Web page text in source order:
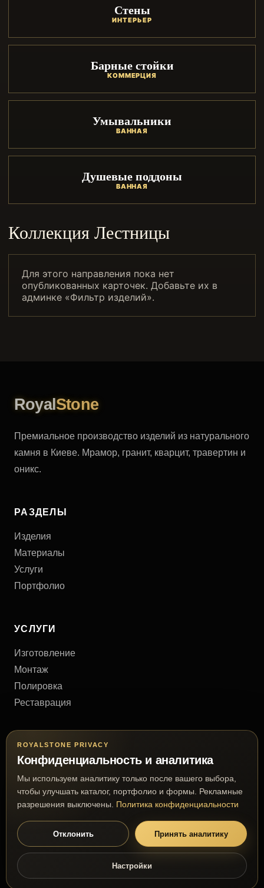
Стены
ИНТЕРЬЕР
Барные стойки
КОММЕРЦИЯ
Умывальники
ВАННАЯ
Душевые поддоны
ВАННАЯ
Коллекция Лестницы
Для этого направления пока нет
опубликованных карточек. Добавьте их в
админке «Фильтр изделий».
Royal Stone
Премиальное производство изделий из натурального
камня в Киеве. Мрамор, гранит, кварцит, травертин и
оникс.
РАЗДЕЛЫ
Изделия
Материалы
Услуги
Портфолио
УСЛУГИ
Изготовление
Монтаж
Полировка
Реставрация
КОНТАКТЫ
Киев, Украина
+38 (063) 777 63 03
royalmramor@gmail.com
© 2026 RoyalStone. Все права защищены.
Премиальное производство из натурального камня
ROYALSTONE PRIVACY
Конфиденциальность и аналитика
Мы используем аналитику только после вашего выбора,
чтобы улучшать каталог, портфолио и формы. Рекламные
разрешения выключены. Политика конфиденциальности
Отклонить Принять аналитику
Настройки
Настройки